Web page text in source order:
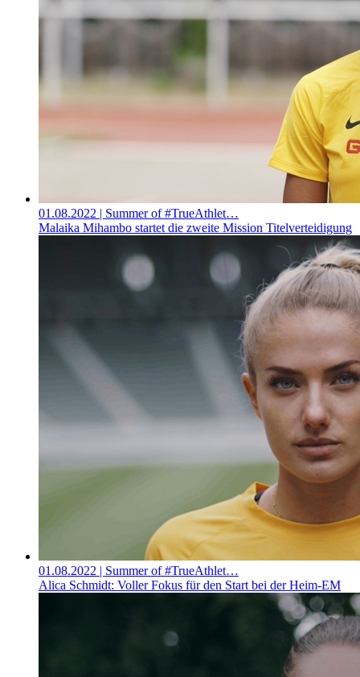
01.08.2022 | Summer of #TrueAthlet…
Malaika Mihambo startet die zweite Mission Titelverteidigung
01.08.2022 | Summer of #TrueAthlet…
Alica Schmidt: Voller Fokus für den Start bei der Heim-EM